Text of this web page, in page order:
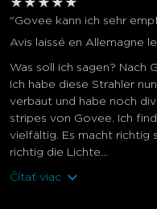
★ ★ ★ ★ ★
"Govee kann ich sehr
Avis laissé en Allemagne
Was soll ich sagen? Nach
Ich habe diese Strahler
verbaut und habe noch
stripes von Govee. Ich
vielfältig. Es macht richtig
richtig die Lichte...
Čítať viac